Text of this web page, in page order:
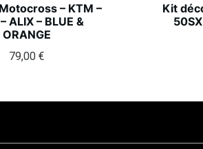
– KTM –
ALIX – BLUE &
ORANGE
79,00 €
Kit